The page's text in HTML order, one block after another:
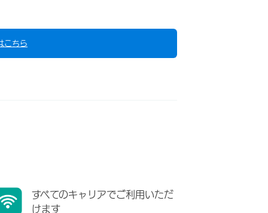
こちら
すべてのキャリアでご利用いただ
けます